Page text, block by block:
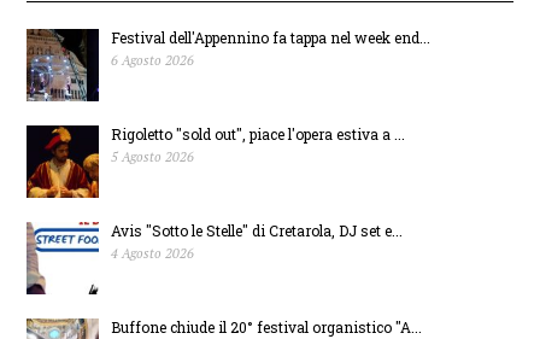
fermani e spagnoli
ad Alicante
Montefalcone
Festival dell'Appennino fa tappa nel week end...
6 Agosto 2026
Rigoletto "sold out", piace l'opera estiva a ...
5 Agosto 2026
Avis "Sotto le Stelle" di Cretarola, DJ set e...
4 Agosto 2026
Buffone chiude il 20° festival organistico "A...